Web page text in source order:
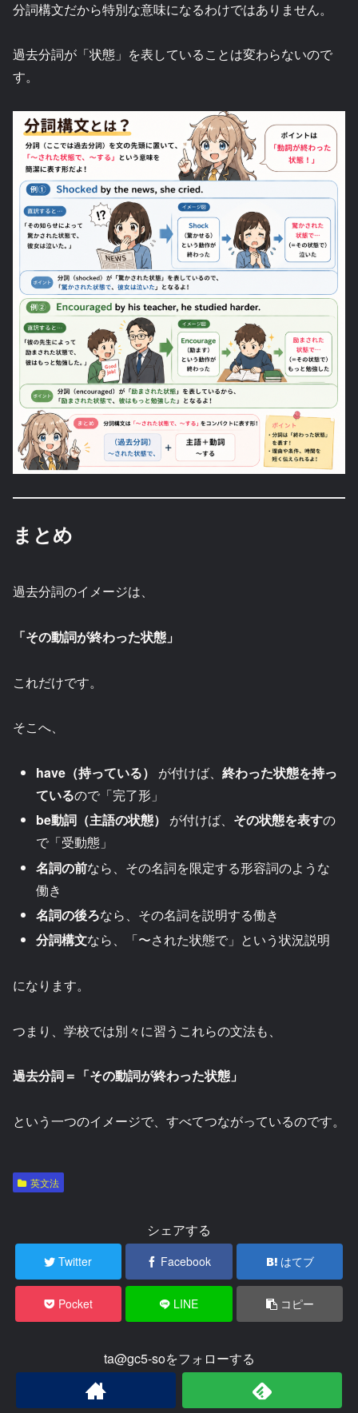
分詞構文だから特別な意味になるわけではありません。
過去分詞が「状態」を表していることは変わらないので
す。
まとめ
過去分詞のイメージは、
「その動詞が終わった状態」
これだけです。
そこへ、
have（持っている） が付けば、終わった状態を持っ
ているので「完了形」
be動詞（主語の状態）
が付けば、 その状態を表すの
で「受動態」
名詞の前なら、その名詞を限定する形容詞のような
働き
名詞の後ろなら、その名詞を説明する働き
分詞構文なら、「〜された状態で」という状況説明
になります。
つまり、学校では別々に習うこれらの文法も、
過去分詞＝「その動詞が終わった状態」
という一つのイメージで、すべてつながっているのです。
英文法
シェアする
Twitter Facebook はてブ
Pocket LINE コピー
ta@gc5-soをフォローする